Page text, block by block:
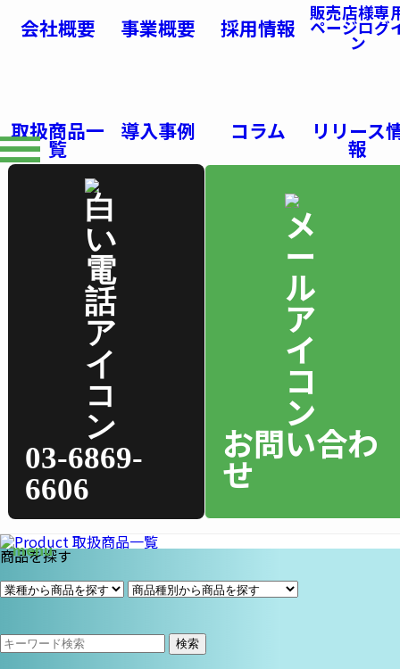
会社概要 事業概要 採用情報
販売店様専
ページログ
ン
取扱商品一
覧
導入事例 コラム リリース
報
03-6869-
6606
お問い合わ
せ
商品を探す
検索